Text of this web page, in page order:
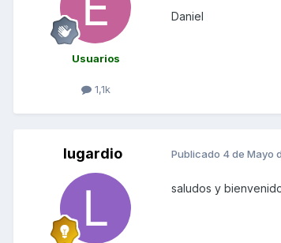
Usuarios
1,1k
Daniel
lugardio Publicado 4 de Mayo
saludos y